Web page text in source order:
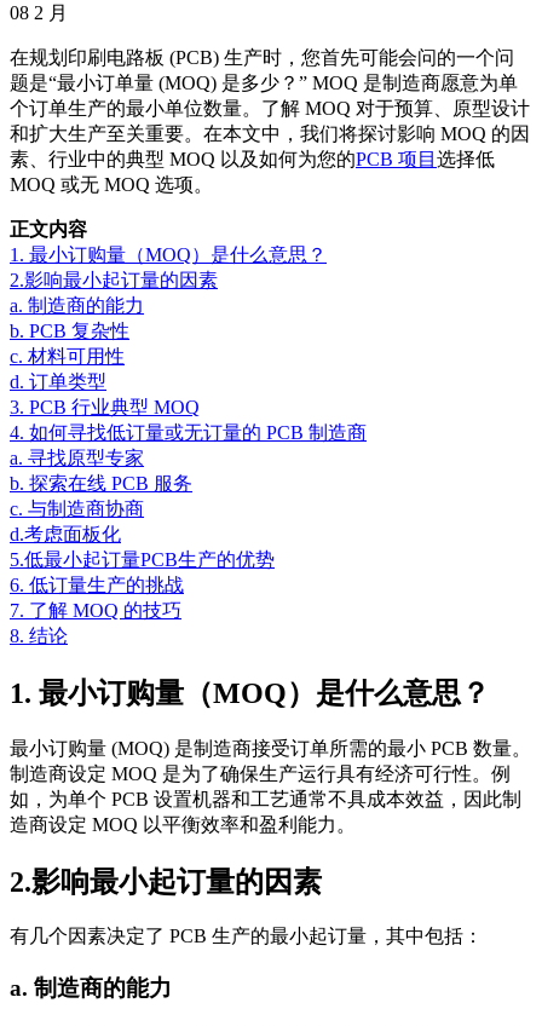
08 2 月
在规划印刷电路板 (PCB) 生产时，您首先可能会问的一个问
题是“最小订单量 (MOQ) 是多少？” MOQ 是制造商愿意为单
个订单生产的最小单位数量。了解 MOQ 对于预算、原型设计
和扩大生产至关重要。 在本文中，我们将探讨影响 MOQ 的因
素、行业中的典型 MOQ 以及如何为您的PCB 项目 选择低
MOQ 或无 MOQ 选项。
正文内容
1. 最小订购量（MOQ）是什么意思？
2.影响最小起订量的因素
a. 制造商的能力
b. PCB 复杂性
c. 材料可用性
d. 订单类型
3. PCB 行业典型 MOQ
4. 如何寻找低订量或无订量的 PCB 制造商
a. 寻找原型专家
b. 探索在线 PCB 服务
c. 与制造商协商
d.考虑面板化
5.低最小起订量PCB生产的优势
6. 低订量生产的挑战
7. 了解 MOQ 的技巧
8. 结论
1. 最小订购量（MOQ）是什么意思？
最小订购量 (MOQ) 是制造商接受订单所需的最小 PCB 数量。
制造商设定 MOQ 是为了确保生产运行具有经济可行性。例
如，为单个 PCB 设置机器和工艺通常不具成本效益，因此制
造商设定 MOQ 以平衡效率和盈利能力。
2.影响最小起订量的因素
有几个因素决定了 PCB 生产的最小起订量，其中包括：
a. 制造商的能力